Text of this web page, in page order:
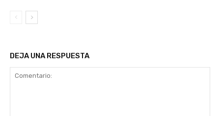
DEJA UNA RESPUESTA